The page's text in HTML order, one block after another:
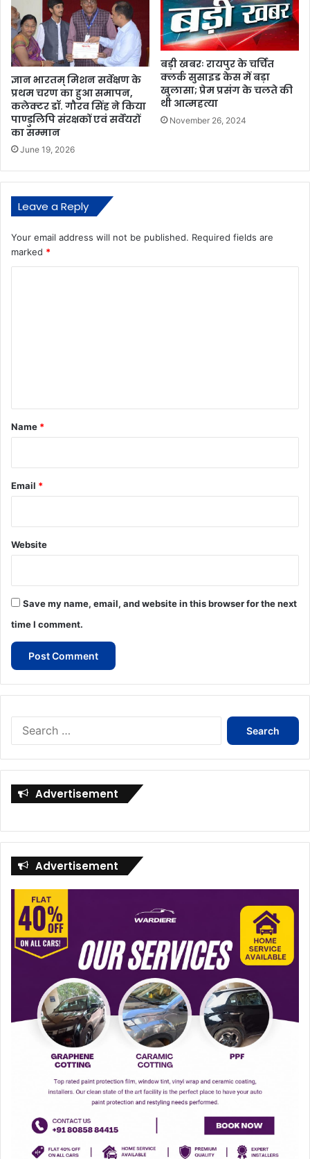
ज्ञान भारतम् मिशन सर्वेक्षण के
प्रथम चरण का हुआ समापन,
कलेक्टर डॉ. गौरव सिंह ने किया
पाण्डुलिपि संरक्षकों एवं सर्वेयरों
का सम्मान
June 19, 2026
बड़ी खबरः रायपुर के चर्चित
क्लर्क सुसाइड केस में बड़ा
खुलासा; प्रेम प्रसंग के चलते की
थी आत्महत्या
November 26, 2024
Leave a Reply
Your email address will not be published. Required fields are
marked *
*
Name *
Email *
Website
Save my name, email, and website in this browser for the next
time I comment.
Search
Advertisement
Advertisement